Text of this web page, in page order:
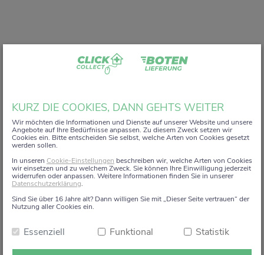
Liebe Kundin, lieber Kunde,
vielen Dank, dass Sie unser digitalesZACK+DA!
Aktionsregal genutzt haben.
Wir haben uns sehr gefreut, Sie auf diesem Weg begleiten
zu dürfen.
Dieses Angebot wird zum 15. Januar 2026 eingestellt.
Ab dem 16. Januar 2026 stehen die Online-
nicht mehr zur Verfügung.
KURZ DIE COOKIES, DANN GEHTS WEITER
Wir möchten die Informationen und Dienste auf unserer Website und unsere
Angebote auf Ihre Bedürfnisse anpassen. Zu diesem Zweck setzen wir
Cookies ein. Bitte entscheiden Sie selbst, welche Arten von Cookies gesetzt
werden sollen.
In unseren Cookie-Einstellungen beschreiben wir, welche Arten von Cookies
wir einsetzen und zu welchem Zweck. Sie können Ihre Einwilligung jederzeit
widerrufen oder anpassen. Weitere Informationen finden Sie in unserer
Datenschutzerklärung.
Sind Sie über 16 Jahre alt? Dann willigen Sie mit „Dieser Seite vertrauen“ der
Nutzung aller Cookies ein.
Essenziell Funktional Statistik